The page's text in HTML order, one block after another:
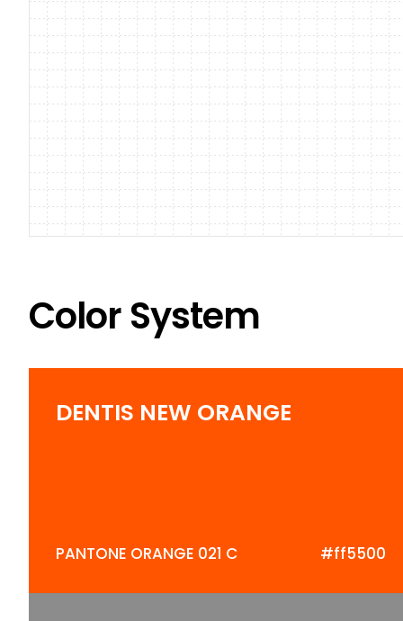
Color System
DENTIS NEW ORANGE
PANTONE ORANGE 021 C #ff5500